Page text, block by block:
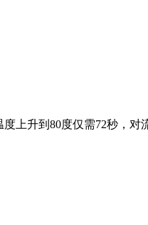
上升到80度仅需72秒，